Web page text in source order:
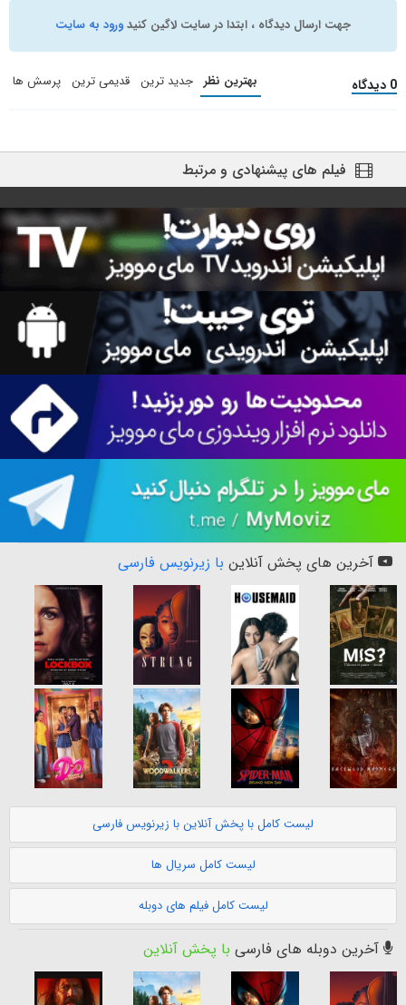
جهت ارسال دیدگاه ، ابتدا در سایت لاگین کنیدورود به سایت
0 دیدگاه بهترین نظر جدید ترین قدیمی ترین پرسش ها
فیلم های پیشنهادی و مرتبط
آخرین های پخش آنلاین با زیرنویس فارسی
لیست کامل با پخش آنلاین با زیرنویس فارسی
لیست کامل سریال ها
لیست کامل فیلم های دوبله
آخرین دوبله های فارسی با پخش آنلاین